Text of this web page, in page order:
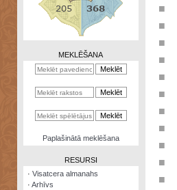
Zināšanu
kalkulators
Nomētātās
MEKLĒŠANA
Paplašinātā meklēšana
RESURSI
· Visatcera almanahs
· Arhīvs
■
■
■
■
■
■
■
■
■
■
■